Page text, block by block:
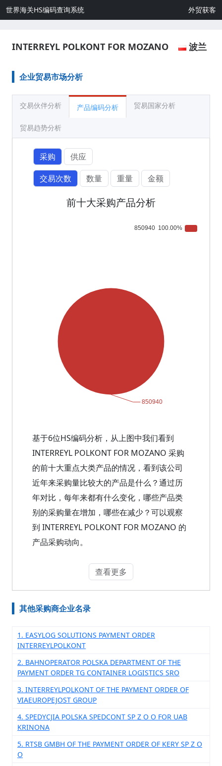
世界海关HS编码查询系统 外贸获客
INTERREYL POLKONT FOR MOZANO 波兰
企业贸易市场分析
交易伙伴分析 产品编码分析 贸易国家分析
贸易趋势分析
采购
供应
交易次数
数量 重量 金额
前十大采购产品分析
基于6位HS编码分析，从上图中我们看到
INTERREYL POLKONT FOR MOZANO 采购
的前十大重点大类产品的情况，看到该公司
近年来采购量比较大的产品是什么？通过历
年对比，每年来都有什么变化，哪些产品类
别的采购量在增加，哪些在减少？可以观察
到 INTERREYL POLKONT FOR MOZANO 的
产品采购动向。
查看更多
其他采购商企业名录
1. EASYLOG SOLUTIONS PAYMENT ORDER
INTERREYLPOLKONT
2. BAHNOPERATOR POLSKA DEPARTMENT OF THE
PAYMENT ORDER TG CONTAINER LOGISTICS SRO
3. INTERREYLPOLKONT OF THE PAYMENT ORDER OF
VIAEUROPEJOST GROUP
4. SPEDYCJIA POLSKA SPEDCONT SP Z O O FOR UAB
KRINONA
5. RTSB GMBH OF THE PAYMENT ORDER OF KERY SP Z O
O